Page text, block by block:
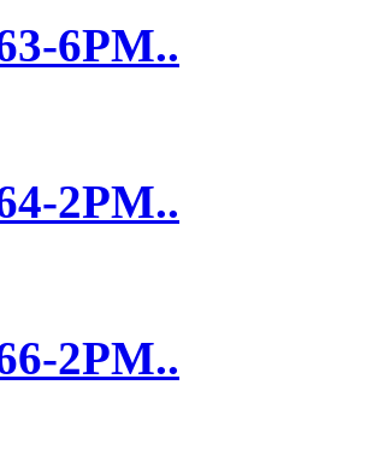
6PM..
2PM..
2PM..